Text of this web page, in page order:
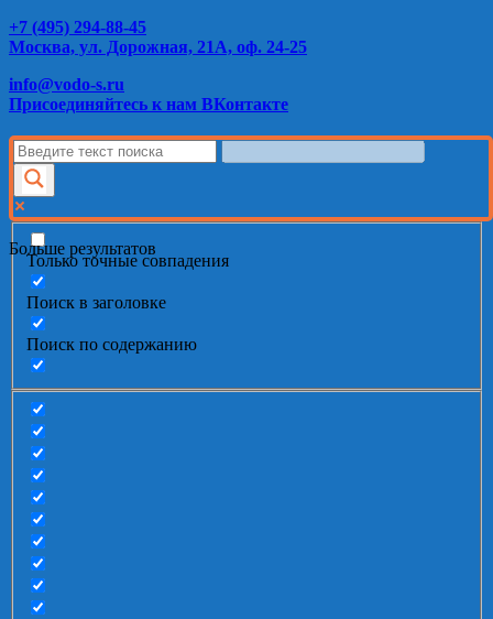
+7 (495) 294-88-45
Москва, ул. Дорожная, 21А, оф. 24-25
info@vodo-s.ru
Присоединяйтесь к нам ВКонтакте
Больше результатов
Только точные совпадения
Поиск в заголовке
Поиск по содержанию